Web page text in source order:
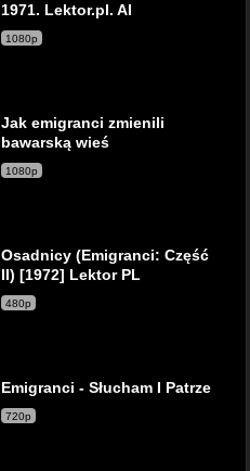
1971. Lektor.pl. AI
1080p
Jak emigranci zmienili
bawarską wieś
1080p
Osadnicy (Emigranci: Część
II) [1972] Lektor PL
480p
Emigranci - Słucham I Patrze
720p